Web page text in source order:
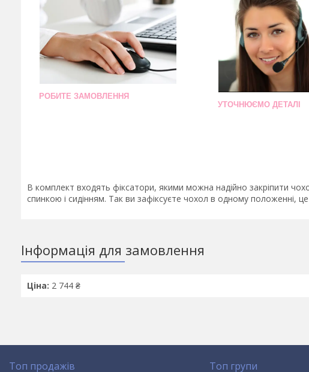
РОБИТЕ ЗАМОВЛЕННЯ
УТОЧНЮЄМО ДЕТАЛІ
В комплект входять фіксатори, якими можна надійно закріпити
спинкою і сидінням. Так ви зафіксуєте чохол в одному положенні,
Інформація для замовлення
Ціна: 2 744 ₴
Топ продажів Топ групи